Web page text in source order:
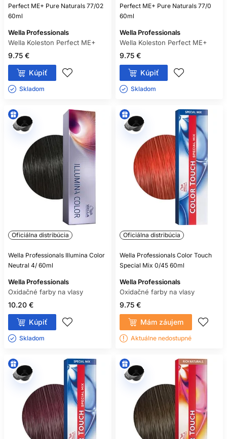
Perfect ME+ Pure Naturals 77/02
60ml
Wella Professionals
Wella Koleston Perfect ME+
9.75 €
Kúpiť
Skladom ㅤ
Perfect ME+ Pure Naturals 77/0
60ml
Wella Professionals
Wella Koleston Perfect ME+
9.75 €
Kúpiť
Skladom ㅤ
Oficiálna distribúcia
Wella Professionals Illumina Color
Neutral 4/ 60ml
Wella Professionals
Oxidačné farby na vlasy
10.20 €
Kúpiť
Skladom ㅤ
Oficiálna distribúcia
Wella Professionals Color Touch
Special Mix 0/45 60ml
Wella Professionals
Oxidačné farby na vlasy
9.75 €
Mám záujem
Aktuálne nedostupné